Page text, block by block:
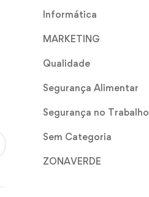
Informática
MARKETING
Qualidade
Segurança Alimentar
Segurança no Trabalho
Sem Categoria
ZONAVERDE